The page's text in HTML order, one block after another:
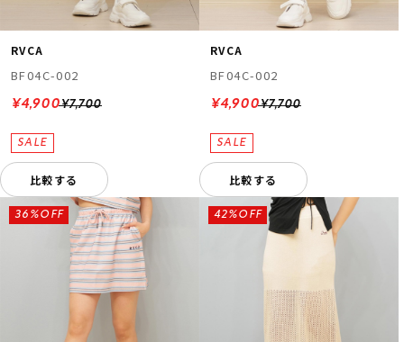
RVCA
BF04C-002
¥7,700
¥4,900
比較する
RVCA
BF04C-002
¥7,700
¥4,900
比較する
36%OFF 42%OFF